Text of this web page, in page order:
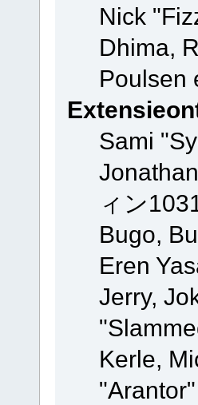
Nick
Dhima,
Poulsen
Sami
ィン
Bugo,
Eren
Jerry,
Kerle,